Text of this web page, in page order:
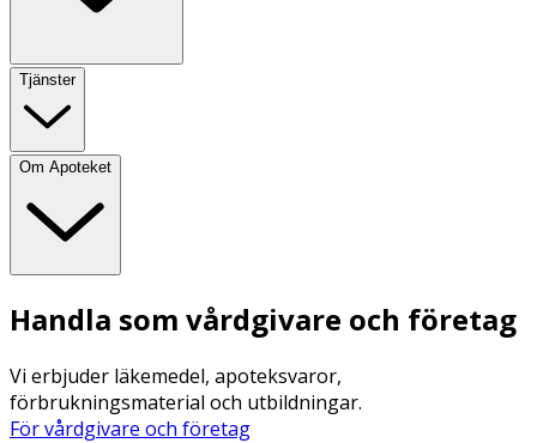
Tjänster
Om Apoteket
Handla som vårdgivare och företag
Vi erbjuder läkemedel, apoteksvaror,
förbrukningsmaterial och utbildningar.
För vårdgivare och företag